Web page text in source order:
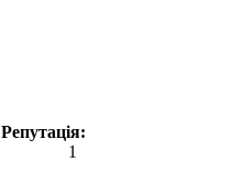
Репутація:
1